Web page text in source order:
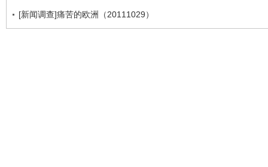
[新闻调查]痛苦的欧洲（20111029）